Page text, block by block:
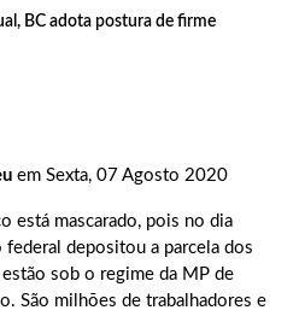
BC adota postura de firme
em Sexta, 07 Agosto 2020
está mascarado, pois no dia
depositou a parcela dos
sob o regime da MP de
São milhões de trabalhadores e